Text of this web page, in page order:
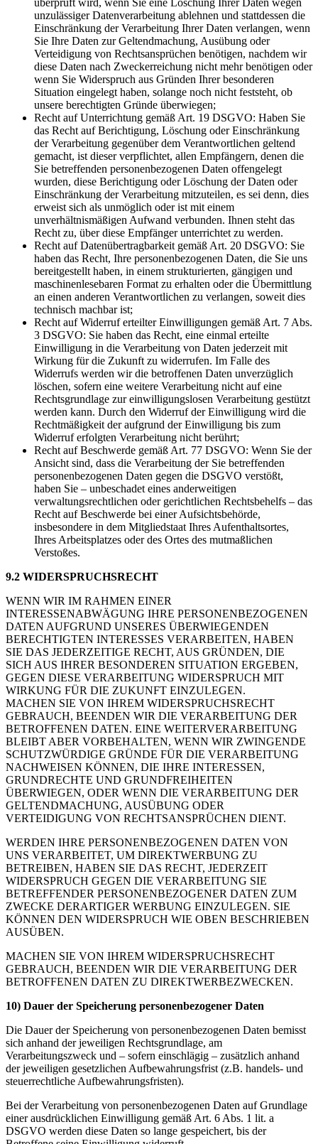
unzulässiger Datenverarbeitung ablehnen und stattdessen die
Einschränkung der Verarbeitung Ihrer Daten verlangen, wenn
Sie Ihre Daten zur Geltendmachung, Ausübung oder
Verteidigung von Rechtsansprüchen benötigen, nachdem wir
diese Daten nach Zweckerreichung nicht mehr benötigen oder
wenn Sie Widerspruch aus Gründen Ihrer besonderen
Situation eingelegt haben, solange noch nicht feststeht, ob
unsere berechtigten Gründe überwiegen;
Recht auf Unterrichtung gemäß Art. 19 DSGVO: Haben Sie
das Recht auf Berichtigung, Löschung oder Einschränkung
der Verarbeitung gegenüber dem Verantwortlichen geltend
gemacht, ist dieser verpflichtet, allen Empfängern, denen die
Sie betreffenden personenbezogenen Daten offengelegt
wurden, diese Berichtigung oder Löschung der Daten oder
Einschränkung der Verarbeitung mitzuteilen, es sei denn, dies
erweist sich als unmöglich oder ist mit einem
unverhältnismäßigen Aufwand verbunden. Ihnen steht das
Recht zu, über diese Empfänger unterrichtet zu werden.
Recht auf Datenübertragbarkeit gemäß Art. 20 DSGVO: Sie
haben das Recht, Ihre personenbezogenen Daten, die Sie uns
bereitgestellt haben, in einem strukturierten, gängigen und
maschinenlesebaren Format zu erhalten oder die Übermittlung
an einen anderen Verantwortlichen zu verlangen, soweit dies
technisch machbar ist;
Recht auf Widerruf erteilter Einwilligungen gemäß Art. 7 Abs.
3 DSGVO: Sie haben das Recht, eine einmal erteilte
Einwilligung in die Verarbeitung von Daten jederzeit mit
Wirkung für die Zukunft zu widerrufen. Im Falle des
Widerrufs werden wir die betroffenen Daten unverzüglich
löschen, sofern eine weitere Verarbeitung nicht auf eine
Rechtsgrundlage zur einwilligungslosen Verarbeitung gestützt
werden kann. Durch den Widerruf der Einwilligung wird die
Rechtmäßigkeit der aufgrund der Einwilligung bis zum
Widerruf erfolgten Verarbeitung nicht berührt;
Recht auf Beschwerde gemäß Art. 77 DSGVO: Wenn Sie der
Ansicht sind, dass die Verarbeitung der Sie betreffenden
personenbezogenen Daten gegen die DSGVO verstößt,
haben Sie – unbeschadet eines anderweitigen
verwaltungsrechtlichen oder gerichtlichen Rechtsbehelfs – das
Recht auf Beschwerde bei einer Aufsichtsbehörde,
insbesondere in dem Mitgliedstaat Ihres Aufenthaltsortes,
Ihres Arbeitsplatzes oder des Ortes des mutmaßlichen
Verstoßes.
9.2 WIDERSPRUCHSRECHT
WENN WIR IM RAHMEN EINER
INTERESSENABWÄGUNG IHRE PERSONENBEZOGENEN
DATEN AUFGRUND UNSERES ÜBERWIEGENDEN
BERECHTIGTEN INTERESSES VERARBEITEN, HABEN
SIE DAS JEDERZEITIGE RECHT, AUS GRÜNDEN, DIE
SICH AUS IHRER BESONDEREN SITUATION ERGEBEN,
GEGEN DIESE VERARBEITUNG WIDERSPRUCH MIT
WIRKUNG FÜR DIE ZUKUNFT EINZULEGEN.
MACHEN SIE VON IHREM WIDERSPRUCHSRECHT
GEBRAUCH, BEENDEN WIR DIE VERARBEITUNG DER
BETROFFENEN DATEN. EINE WEITERVERARBEITUNG
BLEIBT ABER VORBEHALTEN, WENN WIR ZWINGENDE
SCHUTZWÜRDIGE GRÜNDE FÜR DIE VERARBEITUNG
NACHWEISEN KÖNNEN, DIE IHRE INTERESSEN,
GRUNDRECHTE UND GRUNDFREIHEITEN
ÜBERWIEGEN, ODER WENN DIE VERARBEITUNG DER
GELTENDMACHUNG, AUSÜBUNG ODER
VERTEIDIGUNG VON RECHTSANSPRÜCHEN DIENT.
WERDEN IHRE PERSONENBEZOGENEN DATEN VON
UNS VERARBEITET, UM DIREKTWERBUNG ZU
BETREIBEN, HABEN SIE DAS RECHT, JEDERZEIT
WIDERSPRUCH GEGEN DIE VERARBEITUNG SIE
BETREFFENDER PERSONENBEZOGENER DATEN ZUM
ZWECKE DERARTIGER WERBUNG EINZULEGEN. SIE
KÖNNEN DEN WIDERSPRUCH WIE OBEN BESCHRIEBEN
AUSÜBEN.
MACHEN SIE VON IHREM WIDERSPRUCHSRECHT
GEBRAUCH, BEENDEN WIR DIE VERARBEITUNG DER
BETROFFENEN DATEN ZU DIREKTWERBEZWECKEN.
10) Dauer der Speicherung personenbezogener Daten
Die Dauer der Speicherung von personenbezogenen Daten bemisst
sich anhand der jeweiligen Rechtsgrundlage, am
Verarbeitungszweck und – sofern einschlägig – zusätzlich anhand
der jeweiligen gesetzlichen Aufbewahrungsfrist (z.B. handels- und
steuerrechtliche Aufbewahrungsfristen).
Bei der Verarbeitung von personenbezogenen Daten auf Grundlage
einer ausdrücklichen Einwilligung gemäß Art. 6 Abs. 1 lit. a
DSGVO werden diese Daten so lange gespeichert, bis der